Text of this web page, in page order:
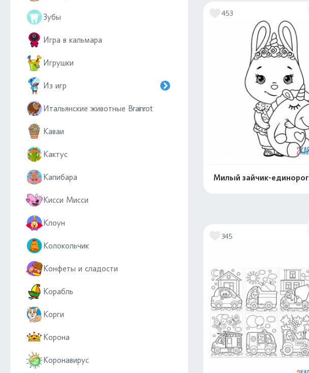
Зубы
Игра в кальмара
Игрушки
Из игр
Итальянские животные Brainrot
Каваи
Кактус
Капибара
Кисси Мисси
Клоун
Колокольчик
Конфеты и сладости
Корабль
Корги
Корона
Коронавирус
453
Милый зайчик-единорог
345